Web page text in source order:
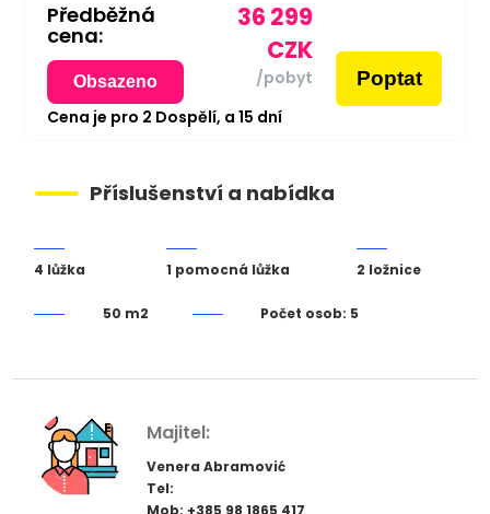
Předběžná
cena:
Obsazeno
36 299
CZK
/pobyt Poptat
Cena je pro 2 Dospělí, a 15 dní
Příslušenství a nabídka
4 lůžka 1 pomocná lůžka 2 ložnice
50 m2 Počet osob: 5
Majitel:
Venera Abramović
Tel:
Mob: +385 98 1865 417